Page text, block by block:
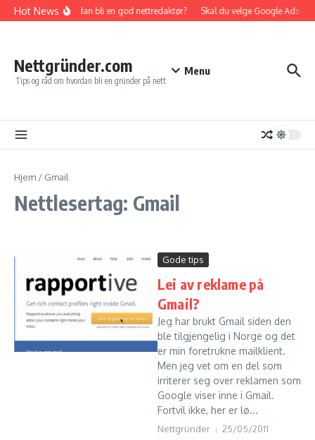
Gå til innhold
Hot News Hvordan bli en god nettredaktør? Skal du velge Google
Nettgründer.com
Tips og råd om hvordan bli en gründer på nett
Menu
Hjem / Gmail
Nettlesertag: Gmail
Gode tips
Lei av reklame på
Gmail?
Jeg har brukt Gmail siden den
ble tilgjengelig i Norge og det
er min foretrukne mailklient.
Men jeg vet om en del som
irriterer seg over reklamen som
Google viser inne i Gmail.
Fortvil ikke, her er lø...
Nettgründer 25/05/2011